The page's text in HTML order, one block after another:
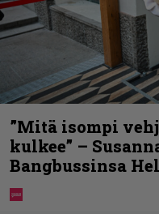
”Mitä isompi
kulkee” –
Bangbussinsa